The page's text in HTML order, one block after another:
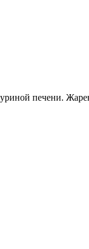
печени.